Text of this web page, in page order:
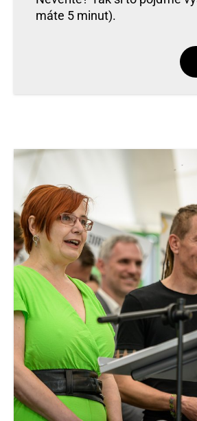
máte 5 minut).